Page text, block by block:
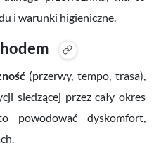
i warunki higieniczne.
(przerwy, tempo, trasa),
siedzącej przez cały okres
powodować dyskomfort,